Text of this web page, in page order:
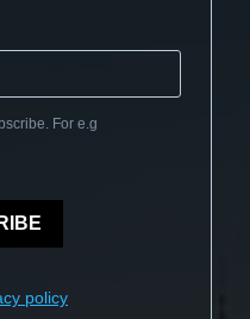
For e.g
policy